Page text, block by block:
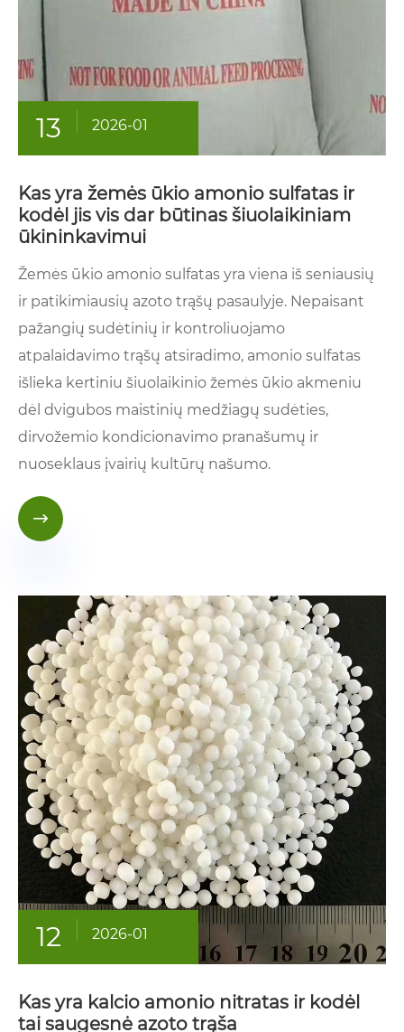
13 2026-01
Kas yra žemės ūkio amonio sulfatas ir
kodėl jis vis dar būtinas šiuolaikiniam
ūkininkavimui
Žemės ūkio amonio sulfatas yra viena iš seniausių
ir patikimiausių azoto trąšų pasaulyje. Nepaisant
pažangių sudėtinių ir kontroliuojamo
atpalaidavimo trąšų atsiradimo, amonio sulfatas
išlieka kertiniu šiuolaikinio žemės ūkio akmeniu
dėl dvigubos maistinių medžiagų sudėties,
dirvožemio kondicionavimo pranašumų ir
nuoseklaus įvairių kultūrų našumo.

12 2026-01
Kas yra kalcio amonio nitratas ir kodėl
tai saugesnė azoto trąša